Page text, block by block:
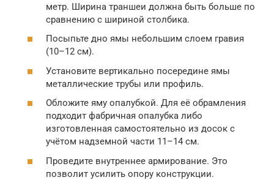
метр. Ширина траншеи должна быть больше по
сравнению с шириной столбика.
Посыпьте дно ямы небольшим слоем гравия
(10–12 см).
Установите вертикально посередине ямы
металлические трубы или профиль.
Обложите яму опалубкой. Для её обрамления
подходит фабричная опалубка либо
изготовленная самостоятельно из досок с
учётом надземной части 11–14 см.
Проведите внутреннее армирование. Это
позволит усилить опору конструкции.